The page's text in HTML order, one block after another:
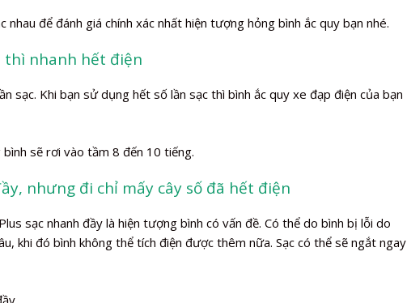
để đánh giá chính xác nhất hiện tượng hỏng bình ắc quy bạn nhé.
thì nhanh hết điện
sạc. Khi bạn sử dụng hết số lần sạc thì bình ắc quy xe đạp điện của bạn
sẽ rơi vào tầm 8 đến 10 tiếng.
nhưng đi chỉ mấy cây số đã hết điện
sạc nhanh đầy là hiện tượng bình có vấn đề. Có thể do bình bị lỗi do
khi đó bình không thể tích điện được thêm nữa. Sạc có thể sẽ ngắt ngay